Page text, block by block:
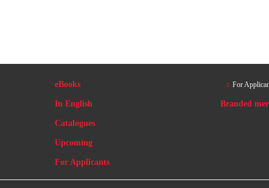
eBooks
In English
Catalogues
Upcoming
For Applicants
For
Branded